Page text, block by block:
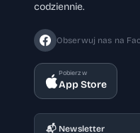
codziennie.
Obserwuj nas na
Pobierz w
App Store
📬 Newsletter